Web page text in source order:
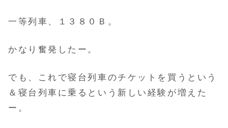
一等列車、１３８０Ｂ。
かなり奮発したー。
でも、これで寝台列車のチケットを買うという
＆寝台列車に乗るという 新しい経験が増えた
ー。